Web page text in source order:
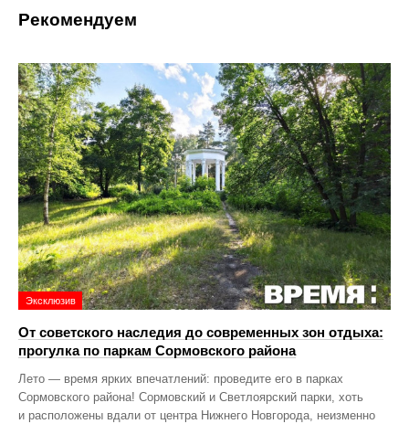
Рекомендуем
Эксклюзив
От советского наследия до современных зон отдыха:
прогулка по паркам Сормовского района
Лето — время ярких впечатлений: проведите его в парках
Сормовского района! Сормовский и Светлоярский парки, хоть
и расположены вдали от центра Нижнего Новгорода, неизменно